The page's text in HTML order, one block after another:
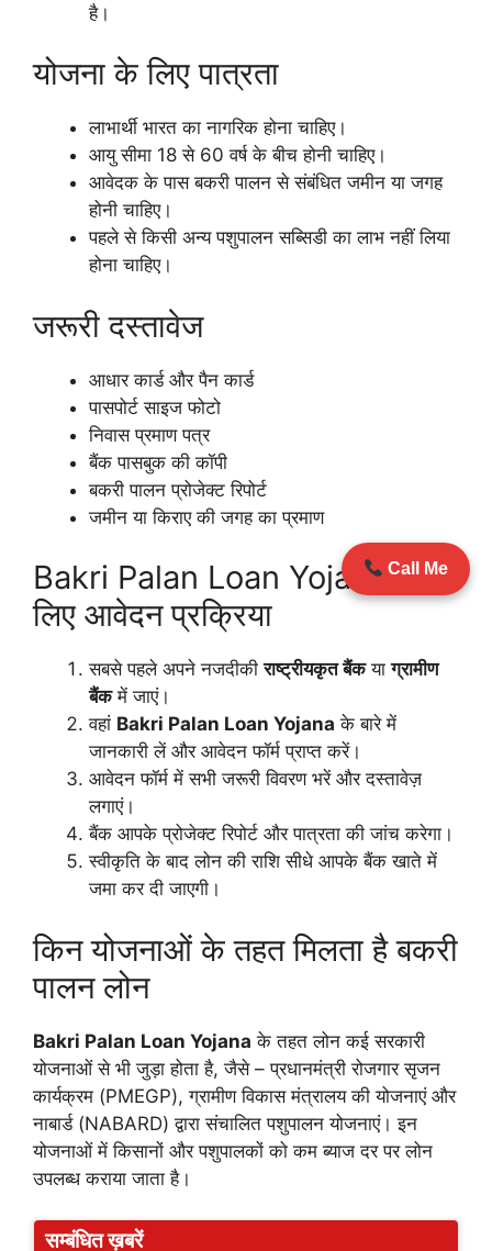
है।
योजना के लिए पात्रता
लाभार्थी भारत का नागरिक होना चाहिए।
आयु सीमा 18 से 60 वर्ष के बीच होनी चाहिए।
आवेदक के पास बकरी पालन से संबंधित जमीन या जगह
होनी चाहिए।
पहले से किसी अन्य पशुपालन सब्सिडी का लाभ नहीं लिया
होना चाहिए।
जरूरी दस्तावेज
आधार कार्ड और पैन कार्ड
पासपोर्ट साइज फोटो
निवास प्रमाण पत्र
बैंक पासबुक की कॉपी
बकरी पालन प्रोजेक्ट रिपोर्ट
जमीन या किराए की जगह का प्रमाण
Bakri Palan Loan Yojana के
लिए आवेदन प्रक्रिया
सबसे पहले अपने नजदीकीराष्ट्रीयकृत बैंकयाग्रामीण
बैंकमें जाएं।
वहां Bakri Palan Loan Yojana के बारे में
जानकारी लें और आवेदन फॉर्म प्राप्त करें।
आवेदन फॉर्म में सभी जरूरी विवरण भरें और दस्तावेज़
लगाएं।
बैंक आपके प्रोजेक्ट रिपोर्ट और पात्रता की जांच करेगा।
स्वीकृति के बाद लोन की राशि सीधे आपके बैंक खाते में
जमा कर दी जाएगी।
किन योजनाओं के तहत मिलता है बकरी
पालन लोन
Bakri Palan Loan Yojana के तहत लोन कई सरकारी
योजनाओं से भी जुड़ा होता है, जैसे – प्रधानमंत्री रोजगार सृजन
कार्यक्रम (PMEGP), ग्रामीण विकास मंत्रालय की योजनाएं और
नाबार्ड (NABARD) द्वारा संचालित पशुपालन योजनाएं। इन
योजनाओं में किसानों और पशुपालकों को कम ब्याज दर पर लोन
उपलब्ध कराया जाता है।
सम्बंधित ख़बरें
Call Me